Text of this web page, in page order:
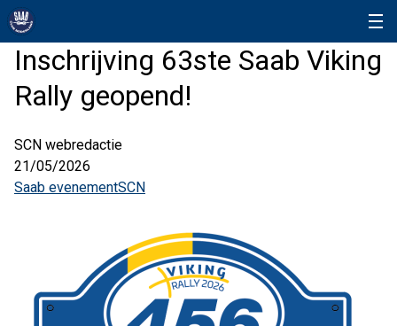
Inschrijving 63ste Saab Viking
Rally geopend!
SCN webredactie
21/05/2026
Saab evenementSCN